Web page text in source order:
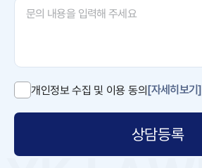
개인정보 수집 및 이용 동의[자세히보기]
상담등록